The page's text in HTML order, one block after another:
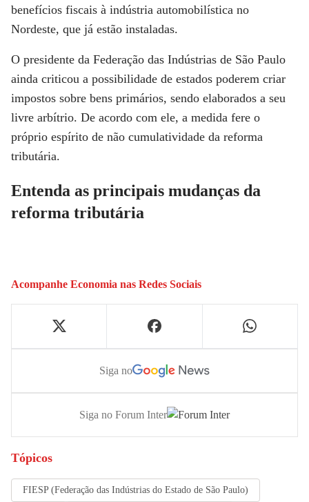
benefícios fiscais à indústria automobilística no
Nordeste, que já estão instaladas.
O presidente da Federação das Indústrias de São Paulo
ainda criticou a possibilidade de estados poderem criar
impostos sobre bens primários, sendo elaborados a seu
livre arbítrio. De acordo com ele, a medida fere o
próprio espírito de não cumulatividade da reforma
tributária.
Entenda as principais mudanças da
reforma tributária
Acompanhe Economia nas Redes Sociais
Siga no
Siga no Forum Inter
Tópicos
FIESP (Federação das Indústrias do Estado de São Paulo)